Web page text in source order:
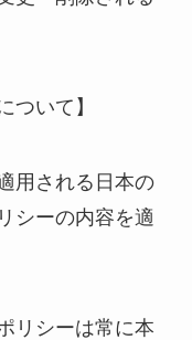
ついて】
用される日本の
シーの内容を適
リシーは常に本